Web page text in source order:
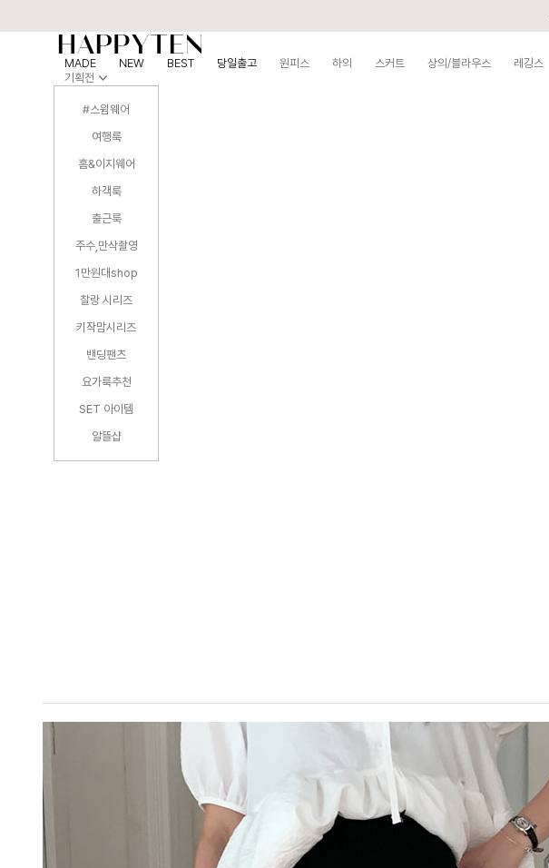
MADE NEW BEST 당일출고 원피스 하의 스커트 상의/블라우스 레깅스
기획전
#스윔웨어
여행룩
홈&이지웨어
하객룩
출근룩
주수,만삭촬영
1만원대shop
찰랑 시리즈
키작맘시리즈
밴딩팬츠
요가룩추천
SET 아이템
알뜰샵